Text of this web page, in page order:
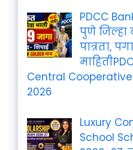
PDCC
पुणे
पात्रता,
Central
2026
Luxury
School